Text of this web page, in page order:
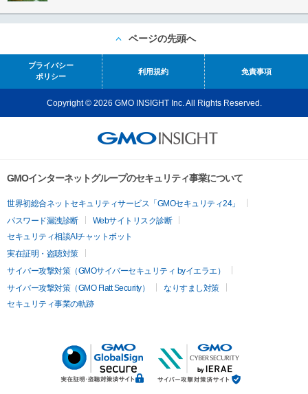
ページの先頭へ
プライバシー
ポリシー
利用規約 免責事項
Copyright © 2026 GMO INSIGHT Inc. All Rights Reserved.
GMOインターネットグループのセキュリティ事業について
世界初総合ネットセキュリティサービス「GMOセキュリティ24」
パスワード漏洩診断
Webサイトリスク診断
セキュリティ相談AIチャットボット
実在証明・盗聴対策
サイバー攻撃対策（GMOサイバーセキュリティ byイエラエ）
サイバー攻撃対策（GMO Flatt Security）
なりすまし対策
セキュリティ事業の軌跡